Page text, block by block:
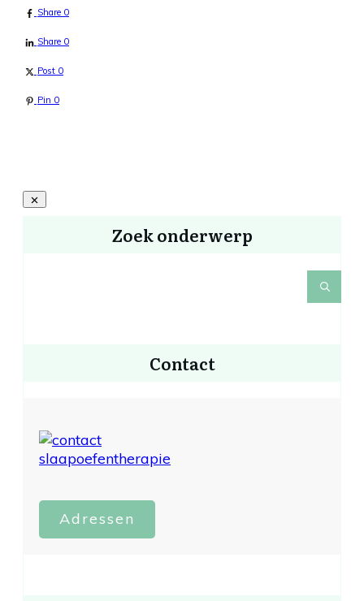
Share 0
Share 0
Post 0
Pin 0
Zoek onderwerp
Contact
Adressen